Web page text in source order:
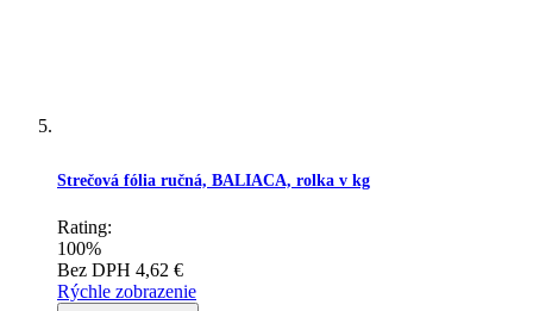
Strečová fólia ručná, BALIACA, rolka v kg
Rating:
100%
Bez DPH 4,62 €
Rýchle zobrazenie